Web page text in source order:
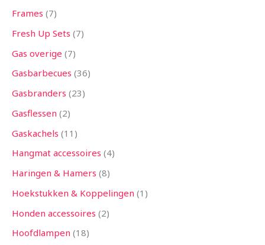
Frames 7
Fresh Up Sets 7
Gas overige 7
Gasbarbecues 36
Gasbranders 23
Gasflessen 2
Gaskachels 11
Hangmat accessoires 4
Haringen & Hamers 8
Hoekstukken & Koppelingen 1
Honden accessoires 2
Hoofdlampen 18